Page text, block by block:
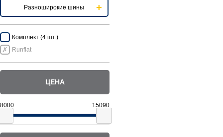
Разноширокие шины
Комплект (4 шт.)
Runflat
ЦЕНА